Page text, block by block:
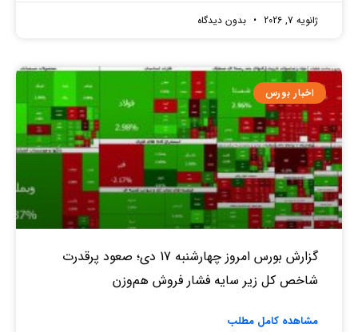
ژانویه 7, 2026 بدون دیدگاه
اخبار بورس
گزارش بورس امروز چهارشنبه 17 دی؛ صعود پرقدرت
شاخص کل زیر سایه فشار فروش هم‌وزن
مشاهده کامل مطلب